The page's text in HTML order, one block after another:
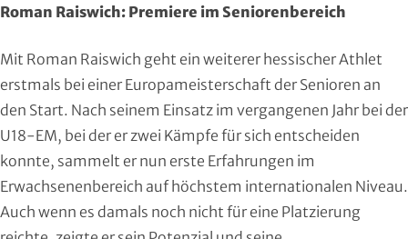
Roman Raiswich: Premiere im Seniorenbereich
Mit Roman Raiswich geht ein weiterer hessischer Athlet
erstmals bei einer Europameisterschaft der Senioren an
den Start. Nach seinem Einsatz im vergangenen Jahr bei der
U18-EM, bei der er zwei Kämpfe für sich entscheiden
konnte, sammelt er nun erste Erfahrungen im
Erwachsenenbereich auf höchstem internationalen Niveau.
Auch wenn es damals noch nicht für eine Platzierung
Schwimmen
Skisport
Sportakrobatik